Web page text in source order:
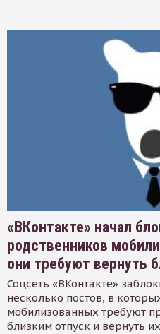
«ВКонтакте» начал
родственников
они требуют вернуть
Соцсеть «ВКонтакте»
несколько постов, в
мобилизованных требуют
близким отпуск и вернуть